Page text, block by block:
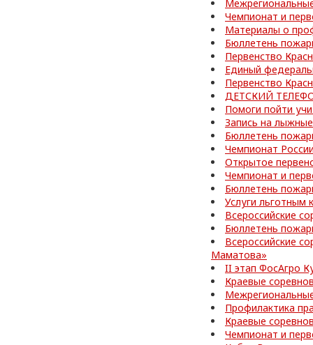
Чемпионат и
Материалы о
Бюллетень
Первенство
Единый
Первенство
ДЕТСКИЙ
Помоги пойти
Запись на
Бюллетень
Чемпионат
Открытое
Чемпионат и
Бюллетень
Услуги льготным
Всероссийские
Бюллетень
Всероссийские
Маматова»
II этап ФосАгро
Краевые
Профилактика
Краевые
Чемпионат и